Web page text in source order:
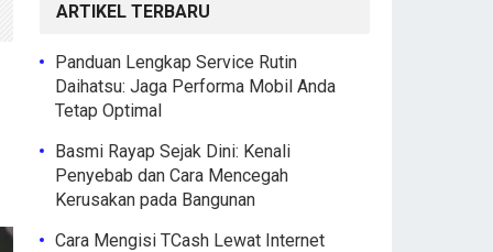
ARTIKEL TERBARU
Panduan Lengkap Service Rutin
Daihatsu: Jaga Performa Mobil Anda
Tetap Optimal
Basmi Rayap Sejak Dini: Kenali
Penyebab dan Cara Mencegah
Kerusakan pada Bangunan
Cara Mengisi TCash Lewat Internet